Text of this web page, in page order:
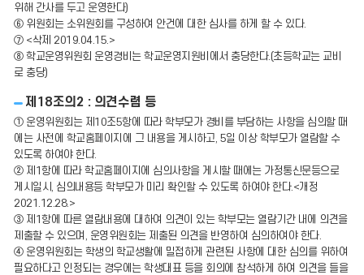
위해 간사를 두고 운영한다)
⑥ 위원회는 소위원회를 구성하여 안건에 대한 심사를 하게 할 수 있다.
⑦ <삭제 2019.04.15.>
⑧ 학교운영위원회 운영경비는 학교운영지원비에서 충당한다.(초등학교는 교비
로 충당)
제18조의2 : 의견수렴 등
① 운영위원회는 제10조5항에 따라 학부모가 경비를 부담하는 사항을 심의할 때
에는 사전에 학교홈페이지에 그 내용을 게시하고, 5일 이상 학부모가 열람할 수
있도록 하여야 한다.
② 제1항에 따라 학교홈페이지에 심의사항을 게시할 때에는 가정통신문등으로
게시일시, 심의내용등 학부모가 미리 확인할 수 있도록 하여야 한다.<개정
2021.12.28.>
③ 제1항에 따른 열람내용에 대하여 의견이 있는 학부모는 열람기간 내에 의견을
제출할 수 있으며, 운영위원회는 제출된 의견을 반영하여 심의하여야 한다.
④ 운영위원회는 학생의 학교생활에 밀접하게 관련된 사항에 대한 심의를 위하여
필요하다고 인정되는 경우에는 학생대표 등을 회의에 참석하게 하여 의견을 들을